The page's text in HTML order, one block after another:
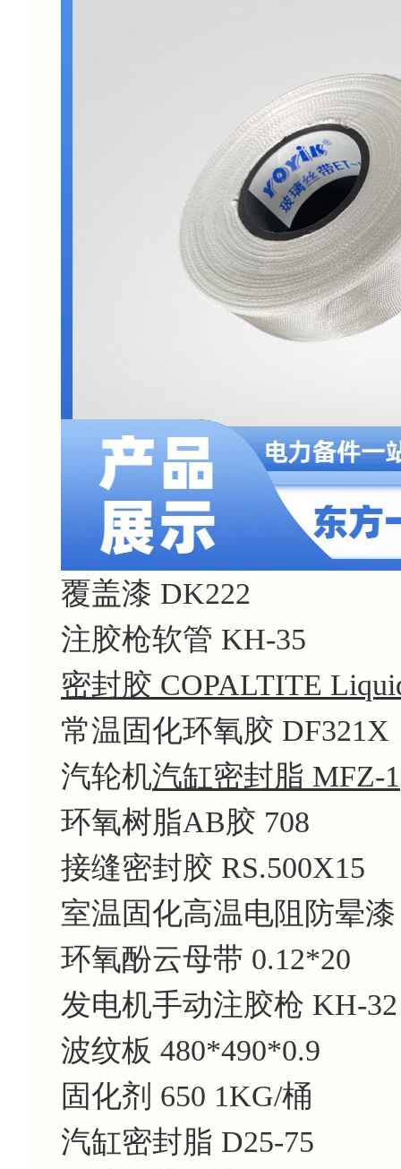
覆盖漆 DK222
注胶枪软管 KH-35
密封胶 COPALTITE
常温固化环氧胶 DF321X
汽轮机汽缸密封脂 MFZ-1
环氧树脂AB胶 708
接缝密封胶 RS.500X15
室温固化高温电阻防晕漆
环氧酚云母带 0.12*20
发电机手动注胶枪 KH-32
波纹板 480*490*0.9
固化剂 650 1KG/桶
汽缸密封脂 D25-75